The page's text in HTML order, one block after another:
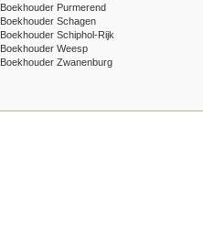
Boekhouder Purmerend
Boekhouder Schagen
Boekhouder Schiphol-Rijk
Boekhouder Weesp
Boekhouder Zwanenburg